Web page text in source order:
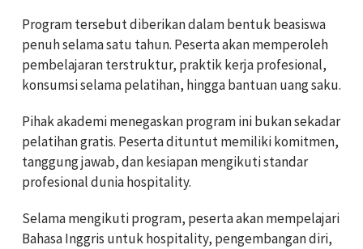
Program tersebut diberikan dalam bentuk beasiswa
penuh selama satu tahun. Peserta akan memperoleh
pembelajaran terstruktur, praktik kerja profesional,
konsumsi selama pelatihan, hingga bantuan uang saku.
Pihak akademi menegaskan program ini bukan sekadar
pelatihan gratis. Peserta dituntut memiliki komitmen,
tanggung jawab, dan kesiapan mengikuti standar
profesional dunia hospitality.
Selama mengikuti program, peserta akan mempelajari
Bahasa Inggris untuk hospitality, pengembangan diri,